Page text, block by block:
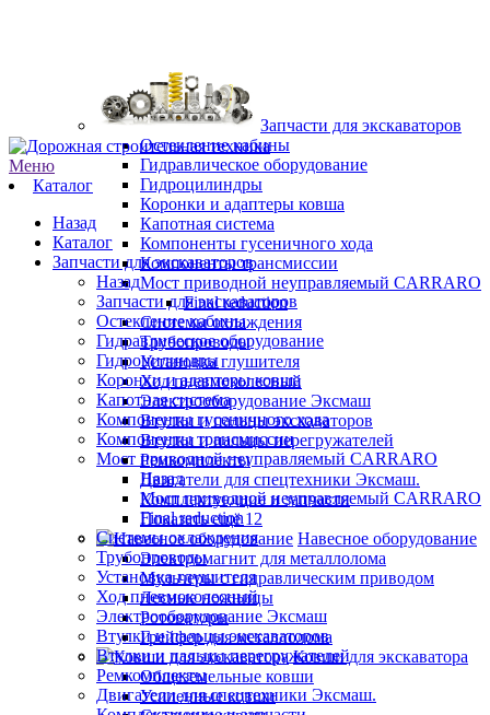
Запчасти для экскаваторов
Остекление кабины
Гидравлическое оборудование
Гидроцилиндры
Коронки и адаптеры ковша
Капотная система
Компоненты гусеничного хода
Компоненты трансмиссии
Мост приводной неуправляемый CARRARO
Final reduction
Системы охлаждения
Трубопроводы
Установка глушителя
Ход пневмоколесный
Электрооборудование Эксмаш
Втулки и пальцы экскаваторов
Втулки и пальцы перегружателей
Ремкомплекты
Двигатели для спецтехники Эксмаш.
Комплектующие и запчасти
Показать ещё 12
Навесное оборудование
Электромагнит для металлолома
Мульчеры с гидравлическим приводом
Лесные ножницы
Ротоваторы
Грейфер для металлолома
Ковши для экскаватора
Общеземельные ковши
Усиленные ковши
Меню
Каталог
Назад
Каталог
Запчасти для экскаваторов
Назад
Запчасти для экскаваторов
Остекление кабины
Гидравлическое оборудование
Гидроцилиндры
Коронки и адаптеры ковша
Капотная система
Компоненты гусеничного хода
Компоненты трансмиссии
Мост приводной неуправляемый CARRARO
Назад
Мост приводной неуправляемый CARRARO
Final reduction
Системы охлаждения
Трубопроводы
Установка глушителя
Ход пневмоколесный
Электрооборудование Эксмаш
Втулки и пальцы экскаваторов
Втулки и пальцы перегружателей
Ремкомплекты
Двигатели для спецтехники Эксмаш.